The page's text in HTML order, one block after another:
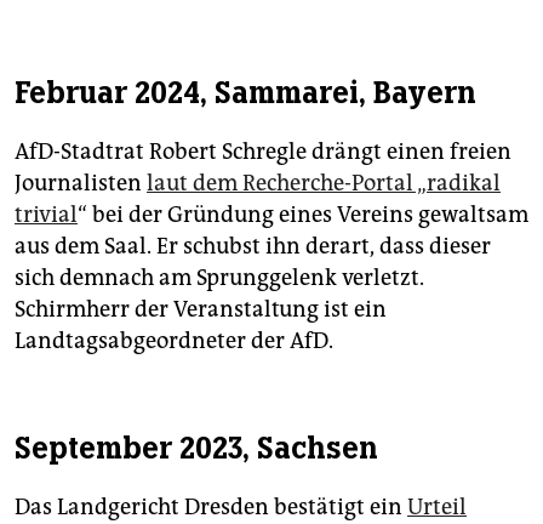
Februar 2024, Sammarei, Bayern
AfD-Stadtrat Robert Schregle drängt einen freien
Journalisten laut dem Recherche-Portal „radikal
trivial“ bei der Gründung eines Vereins gewaltsam
aus dem Saal. Er schubst ihn derart, dass dieser
sich demnach am Sprunggelenk verletzt.
Schirmherr der Veranstaltung ist ein
Landtagsabgeordneter der AfD.
September 2023, Sachsen
Das Landgericht Dresden bestätigt ein Urteil